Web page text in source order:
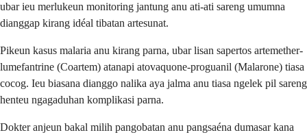
ubar ieu merlukeun monitoring jantung anu ati-ati sareng umumna
dianggap kirang idéal tibatan artesunat.
Pikeun kasus malaria anu kirang parna, ubar lisan sapertos artemether-
lumefantrine (Coartem) atanapi atovaquone-proguanil (Malarone) tiasa
cocog. Ieu biasana dianggo nalika aya jalma anu tiasa ngelek pil sareng
henteu ngagaduhan komplikasi parna.
Dokter anjeun bakal milih pangobatan anu pangsaéna dumasar kana